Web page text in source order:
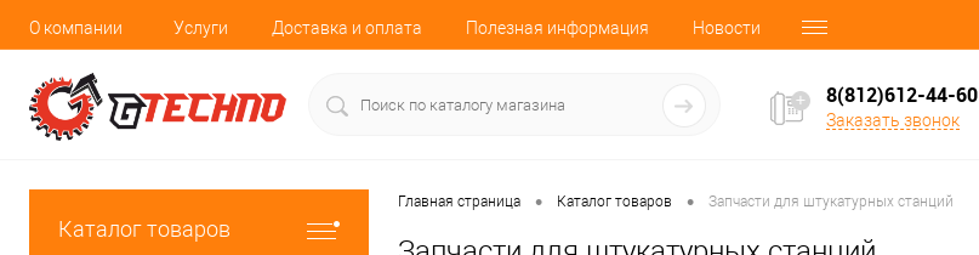
О компании Услуги Доставка и оплата Полезная информация Новости
8(812)612-44-60
Заказать звонок
Каталог товаров
Главная страница • Каталог товаров • Запчасти для штукатурных станций